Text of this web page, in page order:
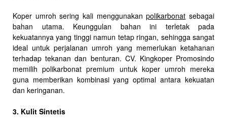
Koper umroh sering kali menggunakanpolikarbonat sebagai
bahan utama. Keunggulan bahan ini terletak pada
kekuatannya yang tinggi namun tetap ringan, sehingga sangat
ideal untuk perjalanan umroh yang memerlukan ketahanan
terhadap tekanan dan benturan. CV. Kingkoper Promosindo
memilih polikarbonat premium untuk koper umroh mereka
guna memberikan kombinasi yang optimal antara kekuatan
dan keringanan.
3. Kulit Sintetis